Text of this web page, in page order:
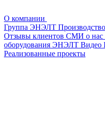
О компании
Группа ЭНЭЛТ Производство
Отзывы клиентов СМИ о нас
оборудования ЭНЭЛТ
Реализованные проекты